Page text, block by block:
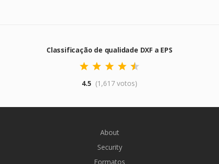
Classificação de qualidade DXF a EPS
4.5 (1,617 votos)
About
Security
Formatos